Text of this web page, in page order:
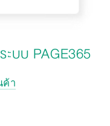
ะบบ PAGE365
ค้า